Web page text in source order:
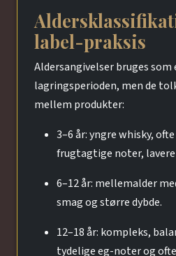
label-praksis
Aldersangivelser bruges
lagringsperioden, men de
mellem produkter:
3–6 år: yngre whisky,
frugtagtige noter,
6–12 år: mellemalder
smag og større dybde.
12–18 år: kompleks,
tydelige eg-noter og